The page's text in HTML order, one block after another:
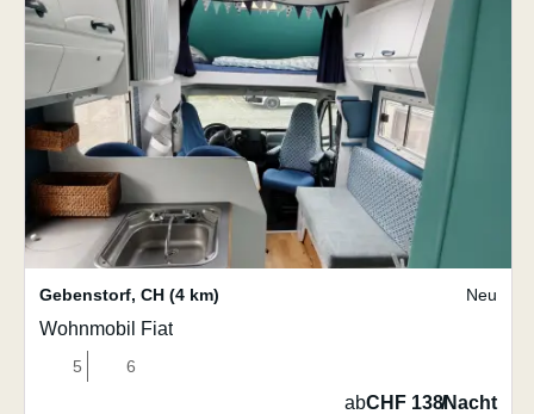
Gebenstorf, CH (4 km) Neu
Wohnmobil Fiat
5 6
abCHF 138/Nacht